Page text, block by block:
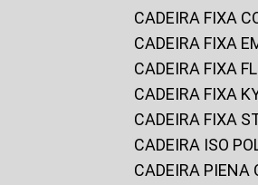
CADEIRA FIXA
CADEIRA FIXA
CADEIRA FIXA
CADEIRA FIXA
CADEIRA FIXA
CADEIRA ISO
CADEIRA